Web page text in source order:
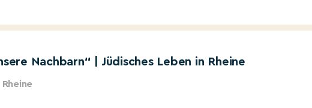
Nachbarn“ | Jüdisches Leben in Rheine
Rheine